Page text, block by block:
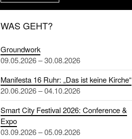
WAS GEHT?
Groundwork
09.05.2026 – 30.08.2026
Manifesta 16 Ruhr: „Das ist keine Kirche“
20.06.2026 – 04.10.2026
Smart City Festival 2026: Conference &
Expo
03.09.2026 – 05.09.2026